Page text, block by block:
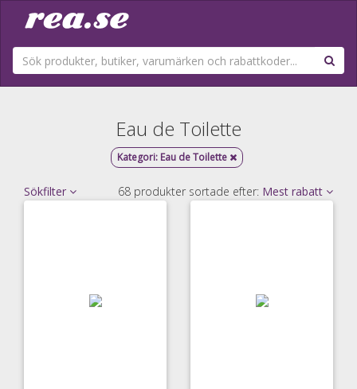
Eau de Toilette
Kategori: Eau de Toilette
Sökfilter 68 produkter sortade efter: Mest rabatt